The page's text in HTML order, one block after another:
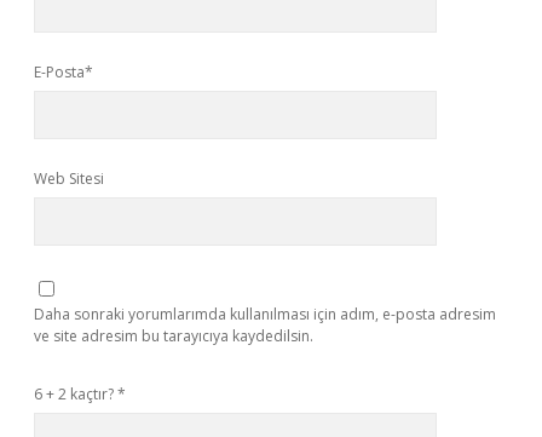
E-Posta*
Web Sitesi
Daha sonraki yorumlarımda kullanılması için adım, e-posta adresim
ve site adresim bu tarayıcıya kaydedilsin.
6 + 2 kaçtır?*